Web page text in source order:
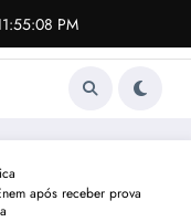
PM
após receber prova